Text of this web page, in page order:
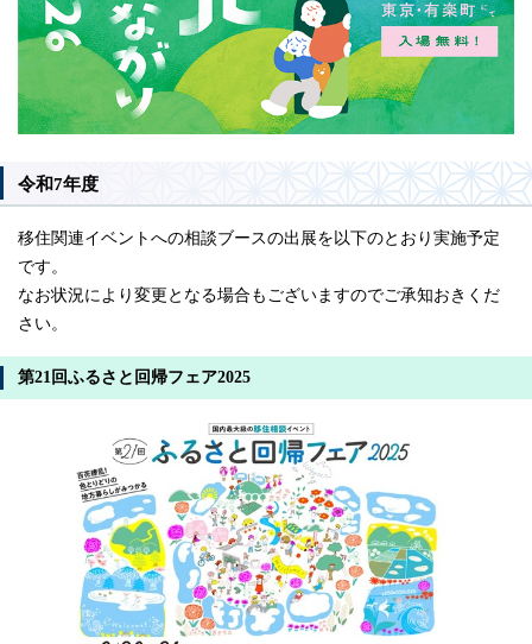
令和7年度
移住関連イベントへの相談ブースの出展を以下のとおり実施予定
です。
なお状況により変更となる場合もございますのでご承知おきくだ
さい。
第21回ふるさと回帰フェア2025